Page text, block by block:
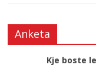
Anketa
Kje boste